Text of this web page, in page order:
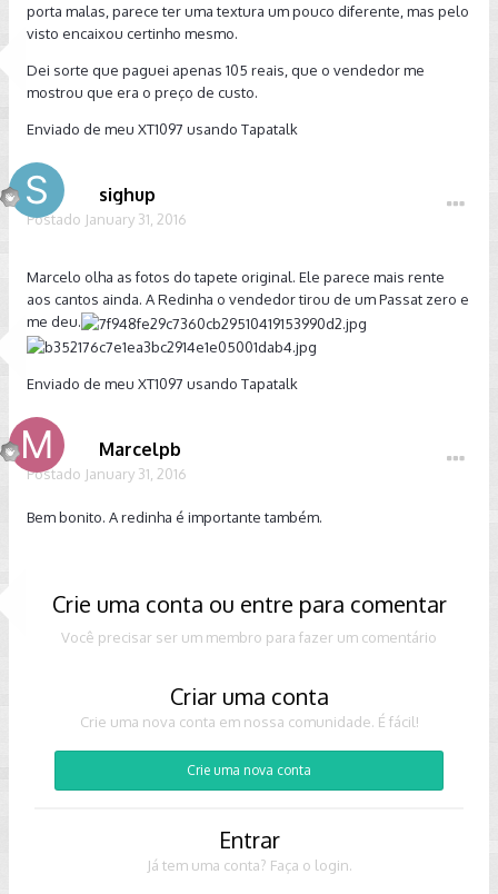
porta malas, parece ter uma textura um pouco diferente, mas pelo
visto encaixou certinho mesmo.
Dei sorte que paguei apenas 105 reais, que o vendedor me
mostrou que era o preço de custo.
Enviado de meu XT1097 usando Tapatalk
sighup
Postado January 31, 2016
Marcelo olha as fotos do tapete original. Ele parece mais rente
aos cantos ainda. A Redinha o vendedor tirou de um Passat zero e
me deu.
Enviado de meu XT1097 usando Tapatalk
Marcelpb
Postado January 31, 2016
Bem bonito. A redinha é importante também.
Crie uma conta ou entre para comentar
Você precisar ser um membro para fazer um comentário
Criar uma conta
Crie uma nova conta em nossa comunidade. É fácil!
Crie uma nova conta
Entrar
Já tem uma conta? Faça o login.